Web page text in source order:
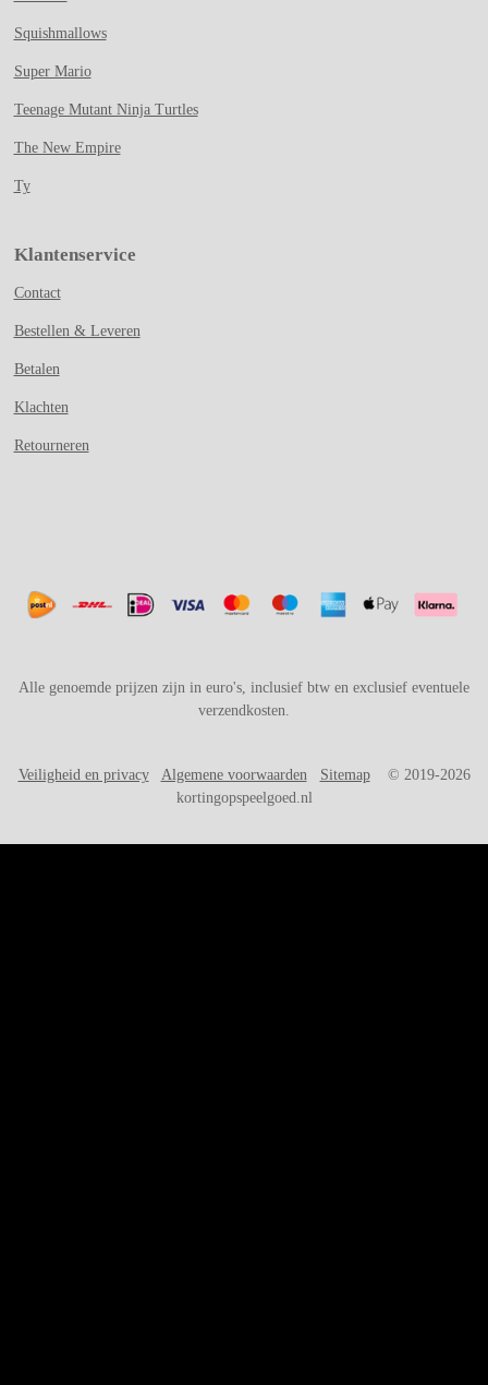
Squishmallows
Super Mario
Teenage Mutant Ninja Turtles
The New Empire
Ty
Klantenservice
Contact
Bestellen & Leveren
Betalen
Klachten
Retourneren
Alle genoemde prijzen zijn in euro's, inclusief btw en exclusief eventuele
verzendkosten.
Veiligheid en privacy Algemene voorwaarden Sitemap© 2019-2026
kortingopspeelgoed.nl